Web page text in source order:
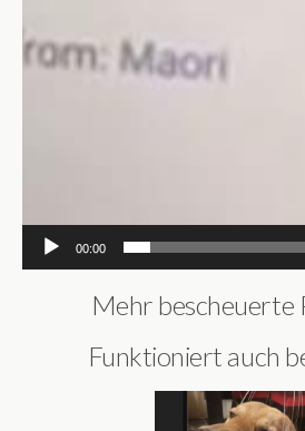
00:00
Mehr bescheuerte
Funktioniert auch